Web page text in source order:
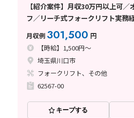
【紹介案件】月収30万円以上可／
フ／リーチ式フォークリフト実務
可／日払い・週払い制度あり
月収例 301,500 円
【時給】1,500円～
埼玉県川口市
フォークリフト、その他
62567-00
キープする